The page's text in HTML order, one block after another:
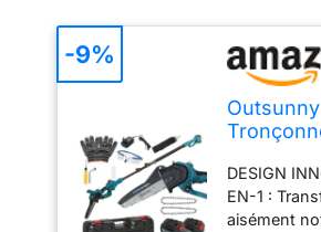
Bleu
DESIGN
EN-1 :
aisément
-9%